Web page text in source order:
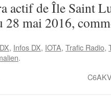
actif de Île Saint
28 mai 2016,
DX, Infos DX, IOTA, Trafic Radio,
.